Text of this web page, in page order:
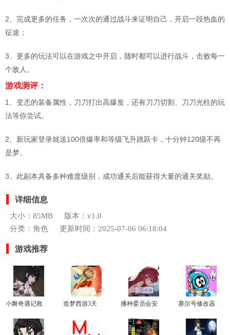
2、完成更多的任务，一次次的通过战斗来证明自己，开启一段热血的
征途；
3、更多的玩法可以在游戏之中开启，随时都可以进行战斗，击败每一
个敌人。
游戏测评：
1、变态的装备属性，刀刀打出高爆发，还有刀刀切割、刀刀光柱的玩
法等你尝试。
2、新玩家登录就送100倍爆率和等级飞升跳跃卡，十分钟120级不再
是梦。
3、此副本具备多种难度级别，成功通关后能获得大量的通关奖励。
详细信息
大小：85MB
版本：v1.0
分类：角色
更新时间：2025-07-06 06:18:04
游戏推荐